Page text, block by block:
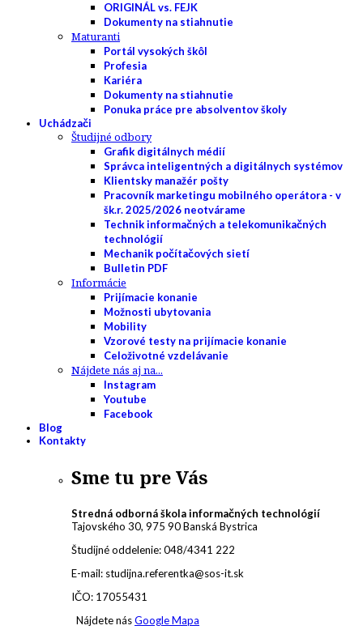
ORIGINÁL vs. FEJK
Dokumenty na stiahnutie
Maturanti
Portál vysokých škôl
Profesia
Kariéra
Dokumenty na stiahnutie
Ponuka práce pre absolventov školy
Uchádzači
Študijné odbory
Grafik digitálnych médií
Správca inteligentných a digitálnych systémov
Klientsky manažér pošty
Pracovník marketingu mobilného operátora - v
šk.r. 2025/2026 neotvárame
Technik informačných a telekomunikačných
technológií
Mechanik počítačových sietí
Bulletin PDF
Informácie
Prijímacie konanie
Možnosti ubytovania
Mobility
Vzorové testy na prijímacie konanie
Celoživotné vzdelávanie
Nájdete nás aj na...
Instagram
Youtube
Facebook
Blog
Kontakty
Sme tu pre Vás
Stredná odborná škola informačných technológií
Tajovského 30, 975 90 Banská Bystrica
Študijné oddelenie: 048/4341 222
E-mail: studijna.referentka@sos-it.sk
IČO: 17055431
Nájdete násGoogle Mapa